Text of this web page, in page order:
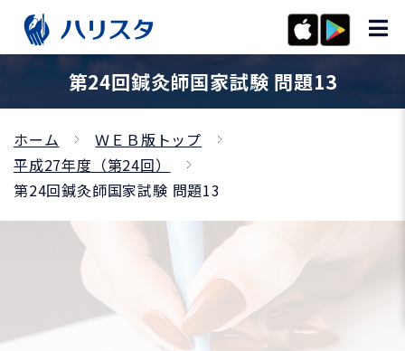
第24回鍼灸師国家試験 問題13
ホーム
ＷＥＢ版トップ
平成27年度（第24回）
第24回鍼灸師国家試験 問題13